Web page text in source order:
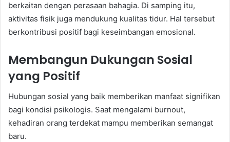
berkaitan dengan perasaan bahagia. Di samping itu,
aktivitas fisik juga mendukung kualitas tidur. Hal tersebut
berkontribusi positif bagi keseimbangan emosional.
Membangun Dukungan Sosial
yang Positif
Hubungan sosial yang baik memberikan manfaat signifikan
bagi kondisi psikologis. Saat mengalami burnout,
kehadiran orang terdekat mampu memberikan semangat
baru.